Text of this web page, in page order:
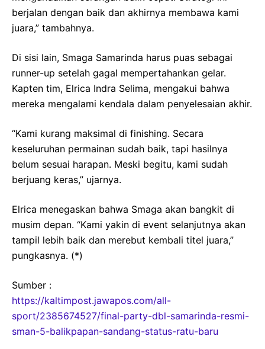
berjalan dengan baik dan akhirnya membawa kami
juara,” tambahnya.
Di sisi lain, Smaga Samarinda harus puas sebagai
runner-up setelah gagal mempertahankan gelar.
Kapten tim, Elrica Indra Selima, mengakui bahwa
mereka mengalami kendala dalam penyelesaian akhir.
“Kami kurang maksimal di finishing. Secara
keseluruhan permainan sudah baik, tapi hasilnya
belum sesuai harapan. Meski begitu, kami sudah
berjuang keras,” ujarnya.
Elrica menegaskan bahwa Smaga akan bangkit di
musim depan. “Kami yakin di event selanjutnya akan
tampil lebih baik dan merebut kembali titel juara,”
pungkasnya. (*)
Sumber :
https://kaltimpost.jawapos.com/all-
sport/2385674527/final-party-dbl-samarinda-resmi-
sman-5-balikpapan-sandang-status-ratu-baru